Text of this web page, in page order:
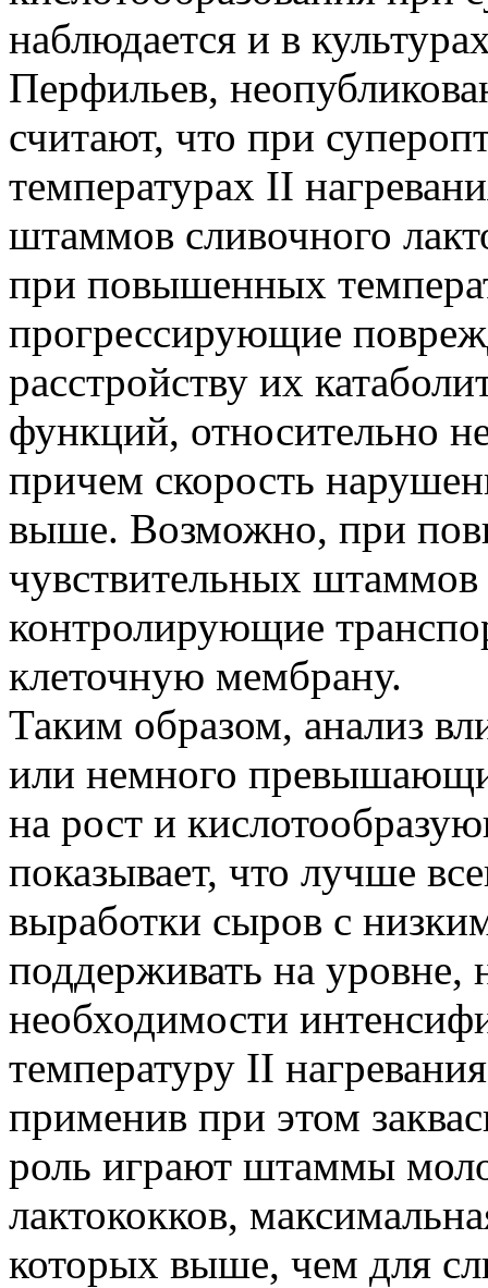
наблюдается и в
Перфильев,
считают, что при
температурах II
штаммов сливочного
при повышенных
прогрессирующие
расстройству их
функций, относительно
причем скорость
выше. Возможно, при
чувствительных
контролирующие
клеточную мембрану.
Таким образом, анализ
или немного
на рост и
показывает, что лучше
выработки сыров с
поддерживать на
необходимости
температуру II
применив при этом
роль играют штаммы
лактококков,
которых выше, чем для